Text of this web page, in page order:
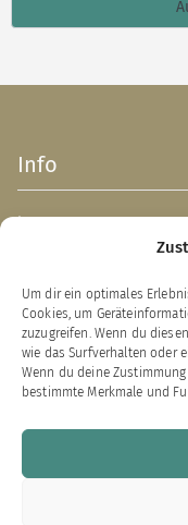
Um dir ein optimales
Cookies, um
zuzugreifen. Wenn du
wie das Surfverhalten oder
Wenn du deine
bestimmte Merkmale und
Info
Impressum
Verpackungsentsorgung
Widerrufsbelehrung
Zahlung & Versand
VERTRAG WIDERRUFEN
Links zu